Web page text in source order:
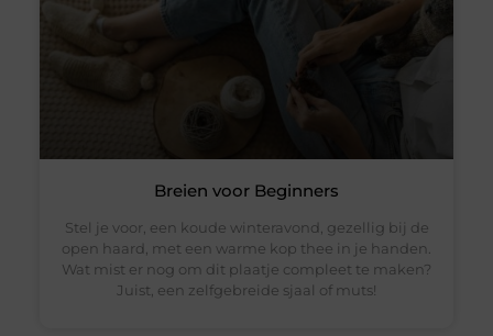
Breien voor Beginners
Stel je voor, een koude winteravond, gezellig bij de
open haard, met een warme kop thee in je handen.
Wat mist er nog om dit plaatje compleet te maken?
Juist, een zelfgebreide sjaal of muts!